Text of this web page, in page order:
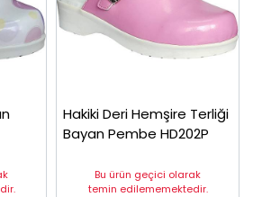
Hakiki Deri Hemşire Terliği
Bayan Pembe HD202P
Bu ürün geçici olarak
temin edilememektedir.